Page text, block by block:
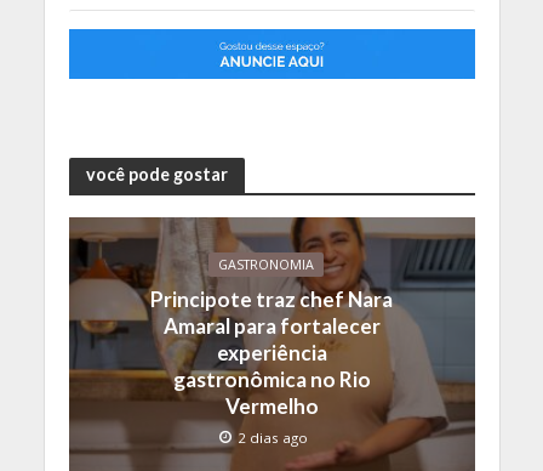
você pode gostar
GASTRONOMIA
Principote traz chef Nara
Amaral para fortalecer
experiência
gastronômica no Rio
Vermelho
2 dias ago